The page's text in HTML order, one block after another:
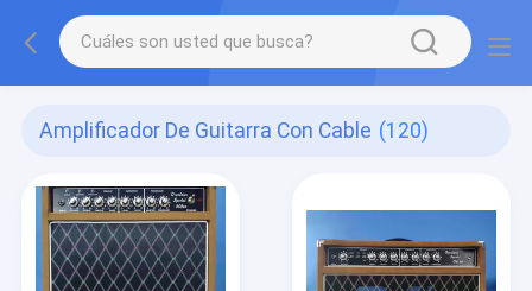
Amplificador De Guitarra Con Cable (120)